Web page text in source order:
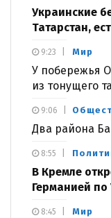
Украинские
Татарстан,
Мир
У побережья
из тонущего
9:23
Два района
9:06
В Кремле
Германией по
8:55
Мир
8:45